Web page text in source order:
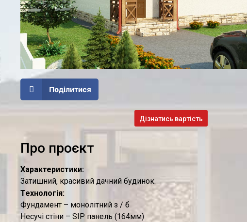
Поділитися
Дізнатись вартість
Про проєкт
Характеристики:
Затишний, красивий дачний будинок.
Технологія:
Фундамент – монолітний з / б
Несучі стіни – SIP панель (164мм)